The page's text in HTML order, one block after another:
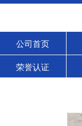
公司首页
荣誉认证